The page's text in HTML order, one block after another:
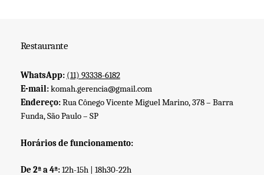
Restaurante
WhatsApp: (11) 93338-6182
E-mail:komah.gerencia@gmail.com
Endereço:Rua Cônego Vicente Miguel Marino, 378 – Barra
Funda, São Paulo – SP
Horários de funcionamento:
De 2ª a 4ª:12h-15h | 18h30-22h